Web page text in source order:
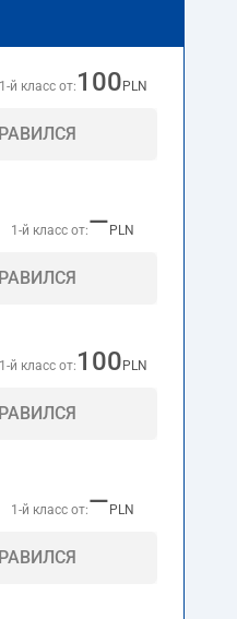
1-й класс от: 100 PLN
1-й класс от:— PLN
1-й класс от: 100 PLN
1-й класс от:— PLN